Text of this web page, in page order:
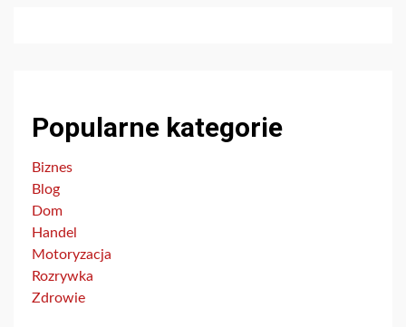
Popularne kategorie
Biznes
Blog
Dom
Handel
Motoryzacja
Rozrywka
Zdrowie